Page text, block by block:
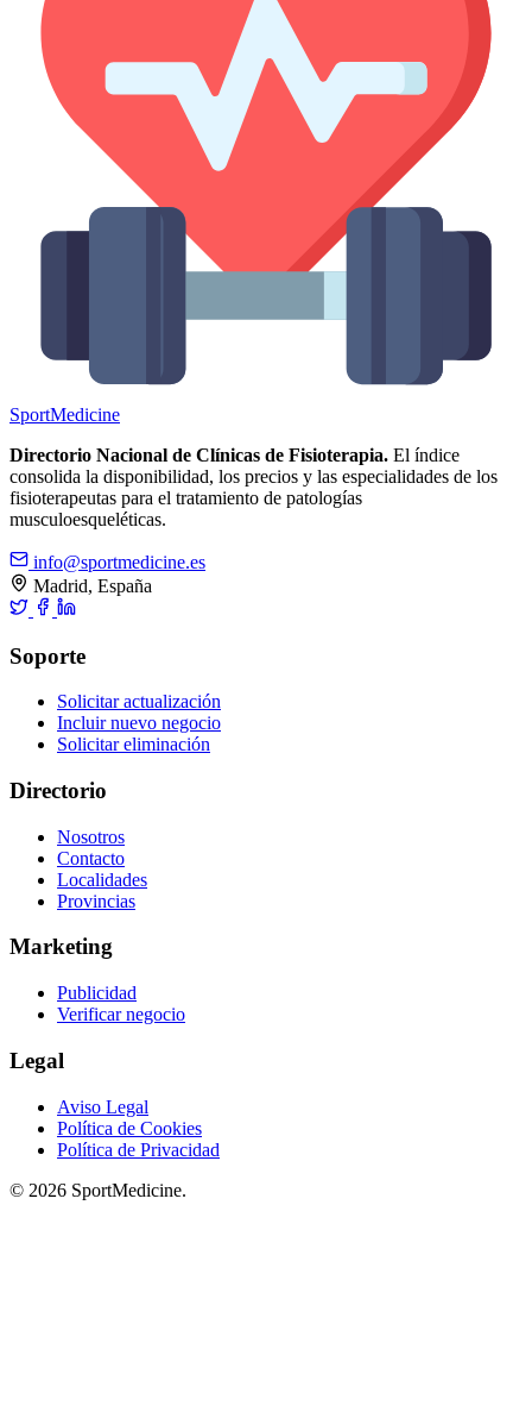
SportMedicine
Directorio Nacional de Clínicas de Fisioterapia. El índice
consolida la disponibilidad, los precios y las especialidades de los
fisioterapeutas para el tratamiento de patologías
musculoesqueléticas.
info@sportmedicine.es
Madrid, España
Soporte
Solicitar actualización
Incluir nuevo negocio
Solicitar eliminación
Directorio
Nosotros
Contacto
Localidades
Provincias
Marketing
Publicidad
Verificar negocio
Legal
Aviso Legal
Política de Cookies
Política de Privacidad
© 2026 SportMedicine.